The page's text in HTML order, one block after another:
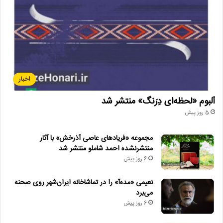
▪︎ اسکارلت جوهانسون در مصاحبه‌ای از وودی آلن کارگردان دفاع کرد. او
گفت به ادعاهای سوءاستفاده جنسی علیه آلن باور ندارد و حمایت خود
را از او ادامه می‌دهد. جوهانسون تأکید کرد مهم است از باورهای خود
دفاع کنی. او پیش از این نیز در سال ۲۰۱۹ از دوستی با آلن سخن گفته
بود. این اتهامات که توسط میا فارو مطرح شده سال‌هاست ادامه دارد و
باعث فاصله آلن از هالیوود شده است. برخی بازیگران دیگر نیز از آلن
و فیلمنامه‌نویس فیلم‌هایی چون شکسپیر عاشق بود. میک جگر و پی‌رس
مورgan درگذشت او را تسلیت گفتند.
▪︎ استودیوی پارامونت تاریخ اکران یک فیلم جدید از دنیای سونیک
خارپشت را برای دسامبر ۲۰۲۸ اعلام کرد. همچنین فیلم لایو اکشن
برنامه‌ریزی شده است. پارامونت همچنین اکران مجدد فیلم تاپ گان را
اخبار
آلبوم «لحظه‌ای دِرَنگ» منتشر شد
5 روز پیش
مجموعه «فریادهای عاصی آذرخش» با آثار
منتشرنشده احمد شاملو منتشر شد
6 روز پیش
نعیمی «مده‌آ» را در تماشاخانه ایران‌شهر روی صحنه
می‌برد
6 روز پیش